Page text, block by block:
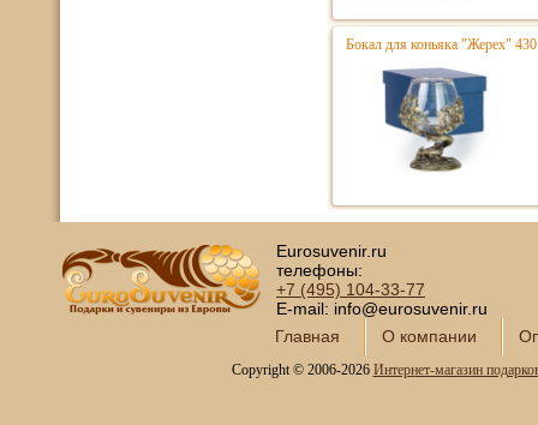
Бокал для коньяка "Жерех"
Eurosuvenir.ru
телефоны:
+7 (495) 104-33-77
E-mail: info@eurosuvenir.ru
Главная
О компании
Copyright © 2006-2026 Интернет-магазин